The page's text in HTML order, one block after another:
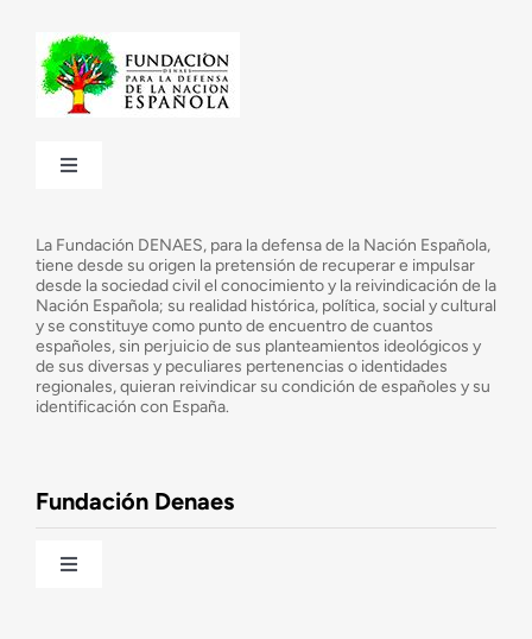
Toggle
¿Cuáles son nuestros objetivos?
Consejo Asesor
La Fundación DENAES, para la defensa de la Nación Española,
tiene desde su origen la pretensión de recuperar e impulsar
desde la sociedad civil el conocimiento y la reivindicación de la
Nación Española; su realidad histórica, política, social y cultural
y se constituye como punto de encuentro de cuantos
españoles, sin perjuicio de sus planteamientos ideológicos y
de sus diversas y peculiares pertenencias o identidades
regionales, quieran reivindicar su condición de españoles y su
identificación con España.
Fundación Denaes
Toggle